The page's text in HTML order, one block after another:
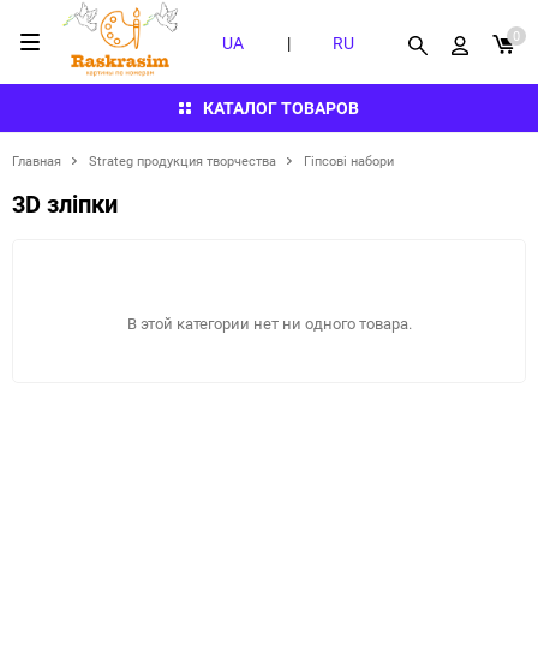
КАТАЛОГ ТОВАРОВ
UA | RU 0
Главная Strateg продукция творчества Гіпсові набори
3D зліпки
В этой категории нет ни одного товара.